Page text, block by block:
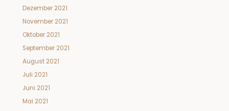
Dezember 2021
November 2021
Oktober 2021
September 2021
August 2021
Juli 2021
Juni 2021
Mai 2021